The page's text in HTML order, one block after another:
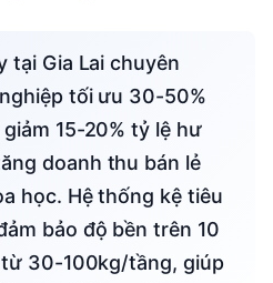
tối ưu 30-50%
15-20% tỷ lệ hư
doanh thu bán lẻ
học. Hệ thống kệ tiêu
bảo độ bền trên 10
30-100kg/tầng, giúp